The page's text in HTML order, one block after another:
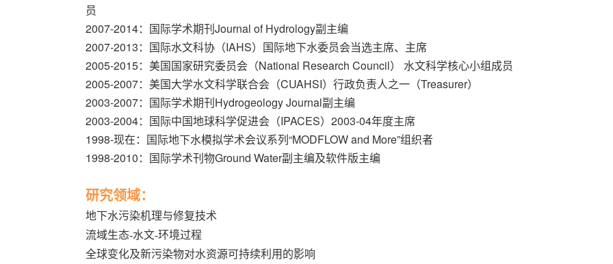
员
2007-2014：国际学术期刊Journal of Hydrology副主编
2007-2013：国际水文科协（IAHS）国际地下水委员会当选主席、主席
2005-2015：美国国家研究委员会（National Research Council） 水文科学核心小组成员
2005-2007：美国大学水文科学联合会（CUAHSI）行政负责人之一（Treasurer）
2003-2007：国际学术期刊Hydrogeology Journal副主编
2003-2004：国际中国地球科学促进会（IPACES）2003-04年度主席
1998-现在：国际地下水模拟学术会议系列“MODFLOW and More”组织者
1998-2010：国际学术刊物Ground Water副主编及软件版主编
研究领域：
地下水污染机理与修复技术
流域生态-水文-环境过程
全球变化及新污染物对水资源可持续利用的影响